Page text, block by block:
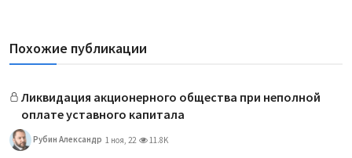
Похожие публикации
Ликвидация акционерного общества при неполной
оплате уставного капитала
Рубин Александр 1 ноя, 22 11.8K